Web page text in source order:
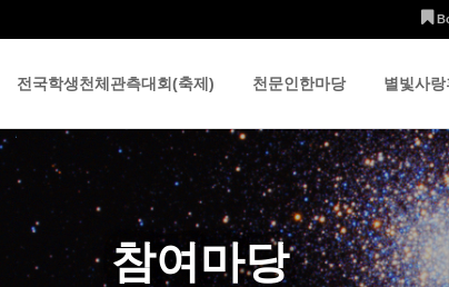
전국학생천체관측대회(축제) 천문인한마당 별빛사
참여마당